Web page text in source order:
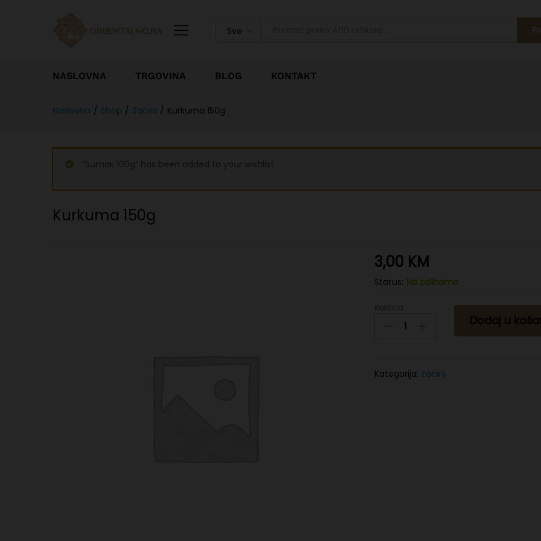
Sve
NASLOVNA TRGOVINA BLOG KONTAKT
Naslovna / Shop / Začini / Kurkuma 150g
“Sumak 100g” has been added to your wishlist
Kurkuma 150g
3,00 KM
Status: Na zalihama
Dodaj u
Kategorija: Začini